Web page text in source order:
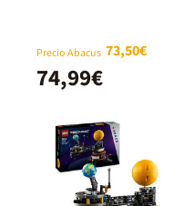
Precio Abacus 73,50€
74,99€